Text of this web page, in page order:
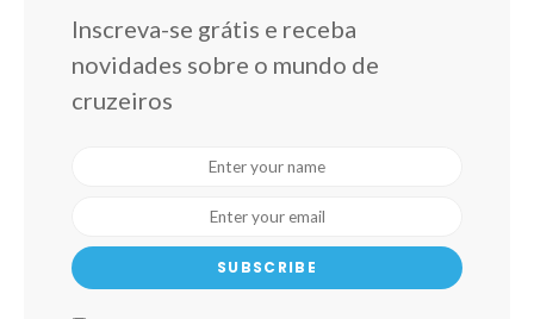
Inscreva-se grátis e receba
novidades sobre o mundo de
cruzeiros
SUBSCRIBE